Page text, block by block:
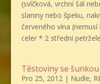
(svíčková, vrchní šál
slaniny nebo špeku,
červeného vína
celer * 2 střední
Těstoviny se
Pro 25, 2012| Nudle,